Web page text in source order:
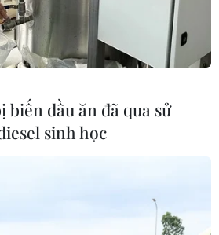
MỤC
dầu ăn đã qua sử
sinh học